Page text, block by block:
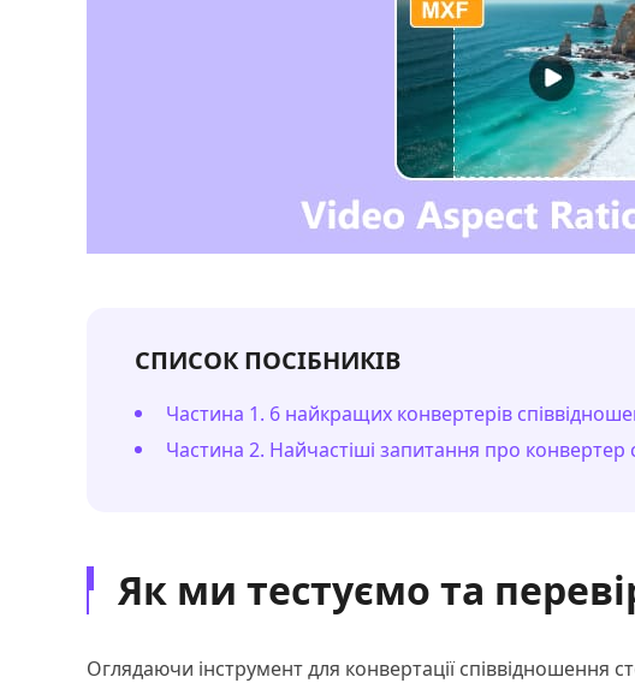
СПИСОК ПОСІБНИКІВ
Частина 1. 6 найкращих конвертерів
Частина 2. Найчастіші запитання про конвертер
Як ми тестуємо та
Оглядаючи інструмент для конвертації співвідношення